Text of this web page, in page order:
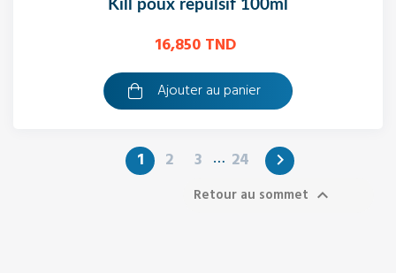
kill poux repulsif 100ml
16,850 TND
Ajouter au panier
1 2 3 … 24

Retour au sommet 